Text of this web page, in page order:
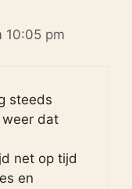
10:05 pm
steeds
dat
net op tijd
en